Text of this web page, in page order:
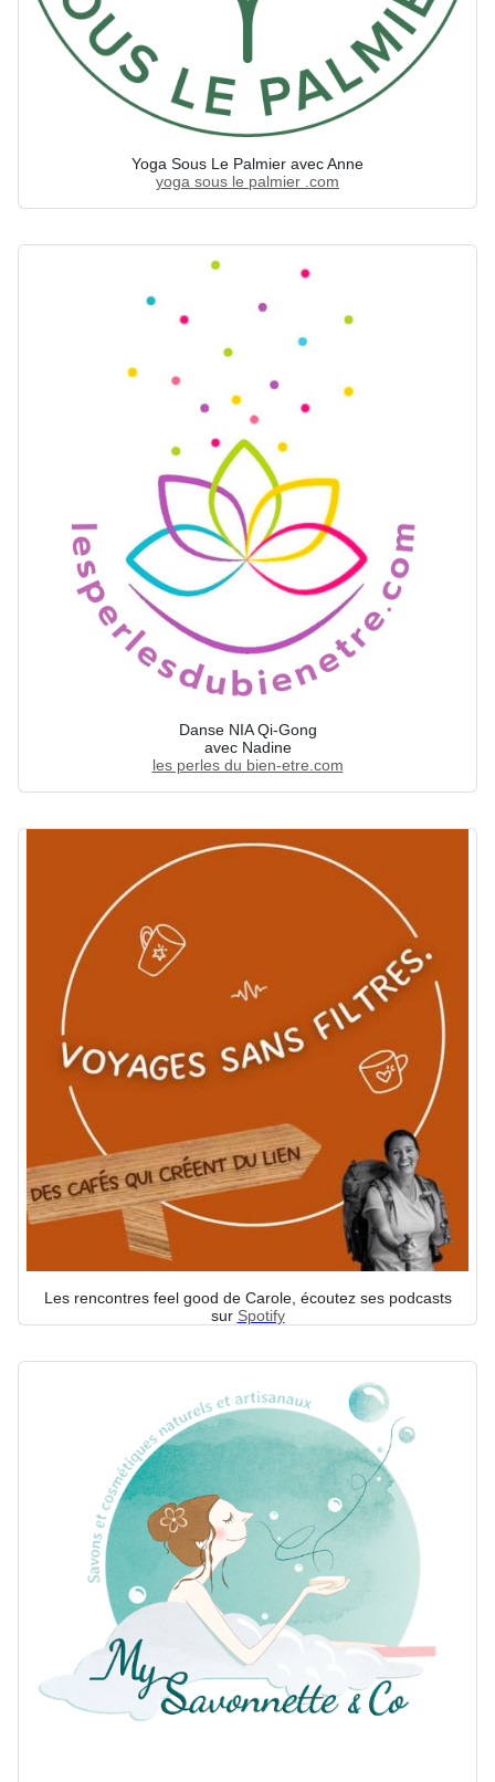
Yoga Sous Le Palmier avec Anne
yoga sous le palmier .com
Danse NIA Qi-Gong
avec Nadine
les perles du bien-etre.com
Les rencontres feel good de Carole, écoutez ses podcasts
sur Spotify